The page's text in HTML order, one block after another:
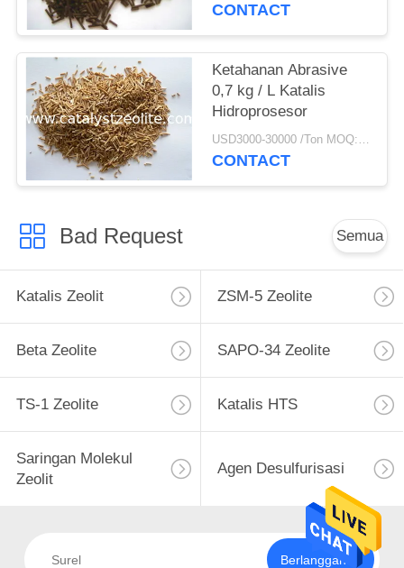
CONTACT
Ketahanan Abrasive
0,7 kg / L Katalis
Hidroprosesor
USD3000-30000 /Ton MOQ:1 KG
CONTACT
Bad Request Semua
Katalis Zeolit ZSM-5 Zeolite
Beta Zeolite SAPO-34 Zeolite
TS-1 Zeolite Katalis HTS
Saringan Molekul
Zeolit
Agen Desulfurisasi
Berlangganan